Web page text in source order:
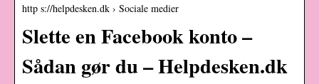
http s://helpdesken.dk › Sociale medier
Slette en Facebook konto –
Sådan gør du – Helpdesken.dk